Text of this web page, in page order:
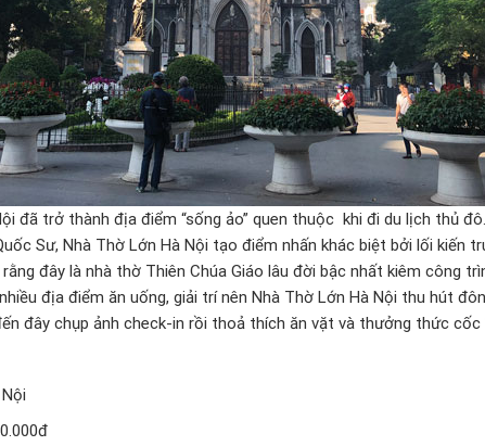
đã trở thành địa điểm “sống ảo” quen thuộc khi đi du lịch thủ
Sư, Nhà Thờ Lớn Hà Nội tạo điểm nhấn khác biệt bởi lối kiến
đây là nhà thờ Thiên Chúa Giáo lâu đời bậc nhất kiêm công
địa điểm ăn uống, giải trí nên Nhà Thờ Lớn Hà Nội thu hút
đây chụp ảnh check-in rồi thoả thích ăn vặt và thưởng thức cốc